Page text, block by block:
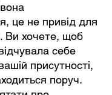
це не привід для
Ви хочете, щоб
себе
присутності,
поруч.